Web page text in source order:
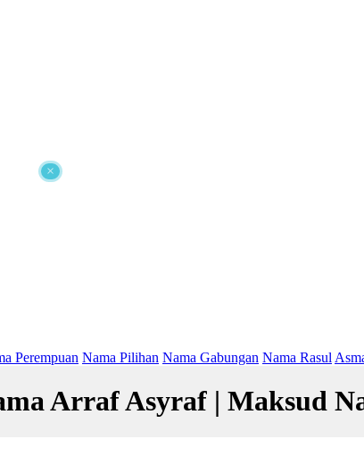
×
Perempuan Nama Pilihan Nama Gabungan Nama Rasul
Arraf Asyraf | Maksud